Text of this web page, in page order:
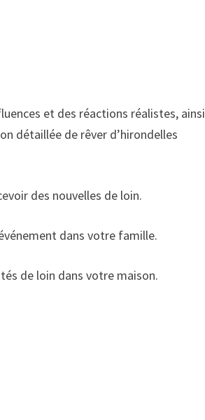
et des réactions réalistes, ainsi
détaillée de rêver d’hirondelles
des nouvelles de loin.
dans votre famille.
de loin dans votre maison.